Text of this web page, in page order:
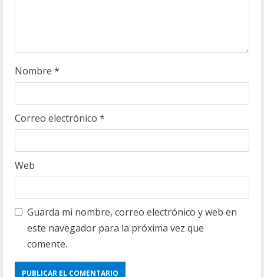
Nombre *
Correo electrónico *
Web
Guarda mi nombre, correo electrónico y web en
este navegador para la próxima vez que
comente.